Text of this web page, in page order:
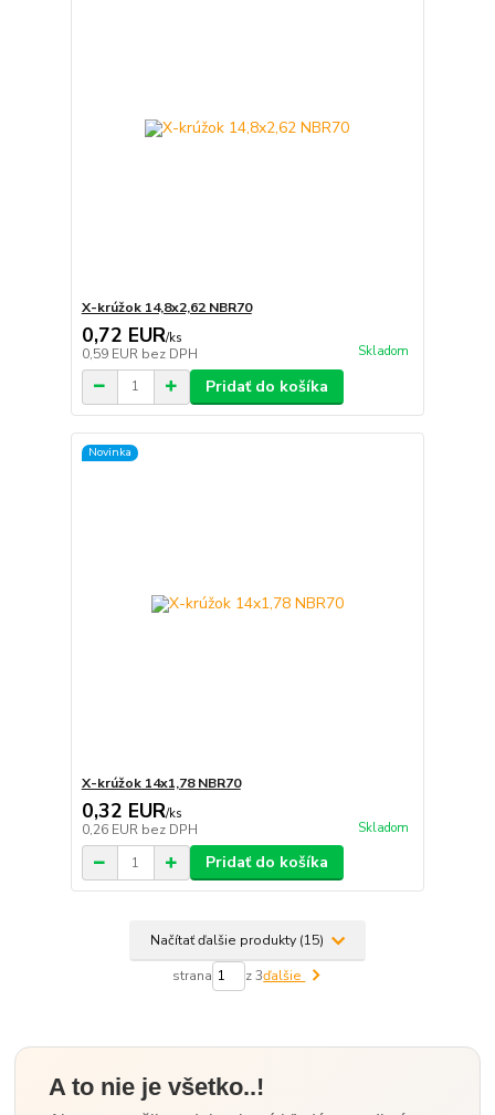
X-krúžok 14,8x2,62 NBR70
0,72 EUR/ks
0,59 EUR bez DPH Skladom
Pridať do košíka
Novinka
X-krúžok 14x1,78 NBR70
0,32 EUR/ks
0,26 EUR bez DPH Skladom
Pridať do košíka
Načítať ďalšie produkty (15)
strana z 3ďalšie
A to nie je všetko..!